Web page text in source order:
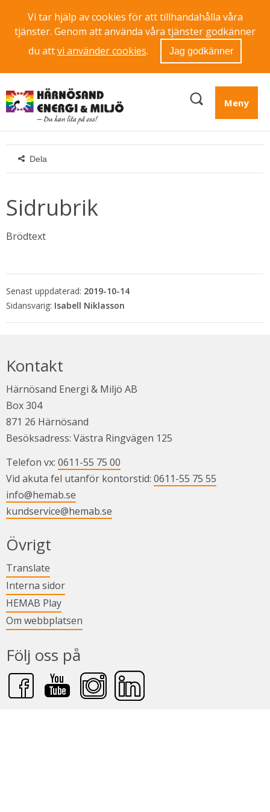
Vi tar hjälp av cookies för att tillhandahålla våra
tjänster. Genom att använda våra tjänster godkänner
du attvi använder cookies. Jag godkänner
Meny
Dela
Sidrubrik
Brödtext
Senast uppdaterad: 2019-10-14
Isabell Niklasson
Kontakt
Härnösand Energi & Miljö AB
Box 304
871 26 Härnösand
Besöksadress: Västra Ringvägen 125
Telefon vx: 0611-55 75 00
Vid akuta fel utanför kontorstid: 0611-55 75 55
info@hemab.se
kundservice@hemab.se
Övrigt
Translate
Interna sidorLänk till annan webbplats.
HEMAB PlayLänk till annan webbplats.
Om webbplatsen
Följ oss på